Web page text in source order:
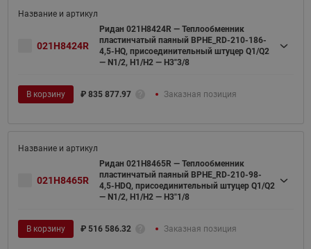
021H8424R
Ридан 021H8424R — Теплообменник
пластинчатый паяный BPHE_RD-210-186-
4,5-HQ, присоединительный штуцер Q1/Q2
— N1/2, H1/H2 — H3"3/8
В корзину ₽ 835 877.97 Заказная позиция
021H8465R
Ридан 021H8465R — Теплообменник
пластинчатый паяный BPHE_RD-210-98-
4,5-HDQ, присоединительный штуцер Q1/Q2
— N1/2, H1/H2 — H3"1/8
В корзину ₽ 516 586.32 Заказная позиция